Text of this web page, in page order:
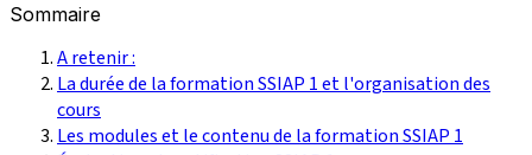
Sommaire
A retenir :
La durée de la formation SSIAP 1 et l'organisation des
cours
Les modules et le contenu de la formation SSIAP 1